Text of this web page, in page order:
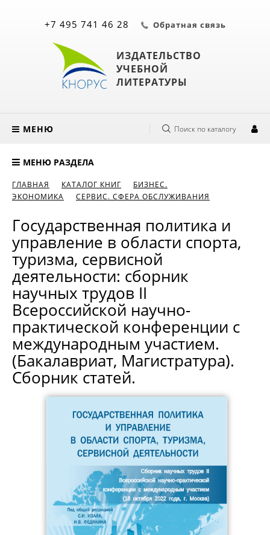
ИЗДАТЕЛЬСТВО
УЧЕБНОЙ
ЛИТЕРАТУРЫ
+7 495 741 46 28 Обратная связь
МЕНЮ Поиск по каталогу
МЕНЮ РАЗДЕЛА
ГЛАВНАЯ КАТАЛОГ КНИГ
БИЗНЕС.
ЭКОНОМИКА
СЕРВИС. СФЕРА ОБСЛУЖИВАНИЯ
Государственная политика и
управление в области спорта,
туризма, сервисной
деятельности: сборник
научных трудов II
Всероссийской научно-
практической конференции с
международным участием.
(Бакалавриат, Магистратура).
Сборник статей.